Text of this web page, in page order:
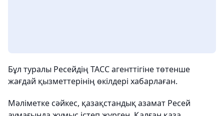
Бұл туралы Ресейдің ТАСС агенттігіне төтенше
жағдай қызметтерінің өкілдері хабарлаған.
Мәліметке сәйкес, қазақстандық азамат Ресей